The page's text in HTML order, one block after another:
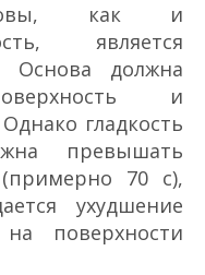
как и
является
Основа должна
и
гладкость
превышать
70 с),
ухудшение
поверхности